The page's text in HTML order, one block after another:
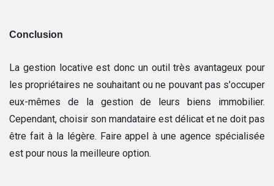
Conclusion
La gestion locative est donc un outil très avantageux pour
les propriétaires ne souhaitant ou ne pouvant pas s'occuper
eux-mêmes de la gestion de leurs biens immobilier.
Cependant, choisir son mandataire est délicat et ne doit pas
être fait à la légère. Faire appel à une agence spécialisée
est pour nous la meilleure option.